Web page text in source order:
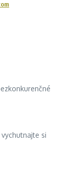
si